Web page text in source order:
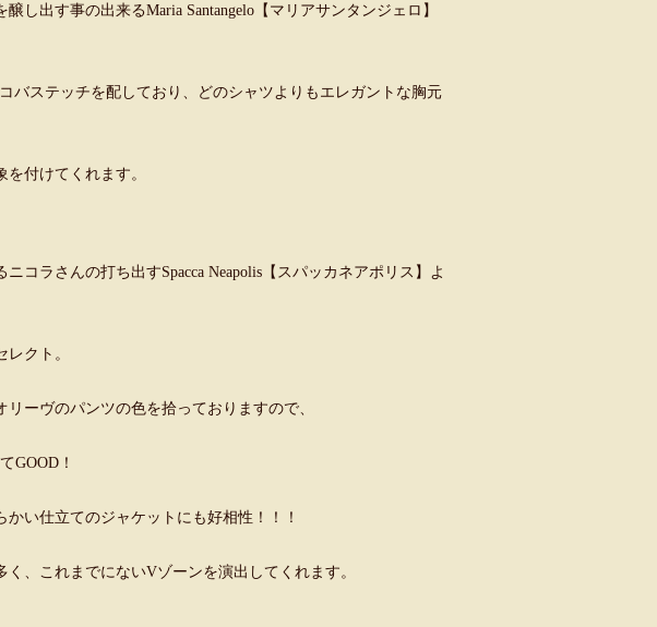
し出す事の出来るMaria Santangelo【マリアサンタンジェロ】
バステッチを配しており、どのシャツよりもエレガントな胸元
付けてくれます。
コラさんの打ち出すSpacca Neapolis【スパッカネアポリス】よ
クト。
ーヴのパンツの色を拾っておりますので、
GOOD！
い仕立てのジャケットにも好相性！！！
、これまでにないVゾーンを演出してくれます。